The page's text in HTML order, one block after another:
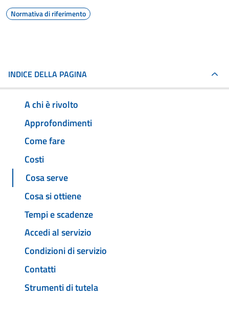
Normativa di riferimento
INDICE DELLA PAGINA
A chi è rivolto
Approfondimenti
Come fare
Costi
Cosa serve
Cosa si ottiene
Tempi e scadenze
Accedi al servizio
Condizioni di servizio
Contatti
Strumenti di tutela